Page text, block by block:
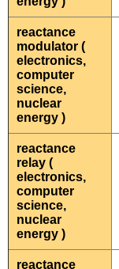
reactance
modulator (
electronics,
computer
science,
nuclear
energy )
reactance
relay (
electronics,
computer
science,
nuclear
energy )
reactance